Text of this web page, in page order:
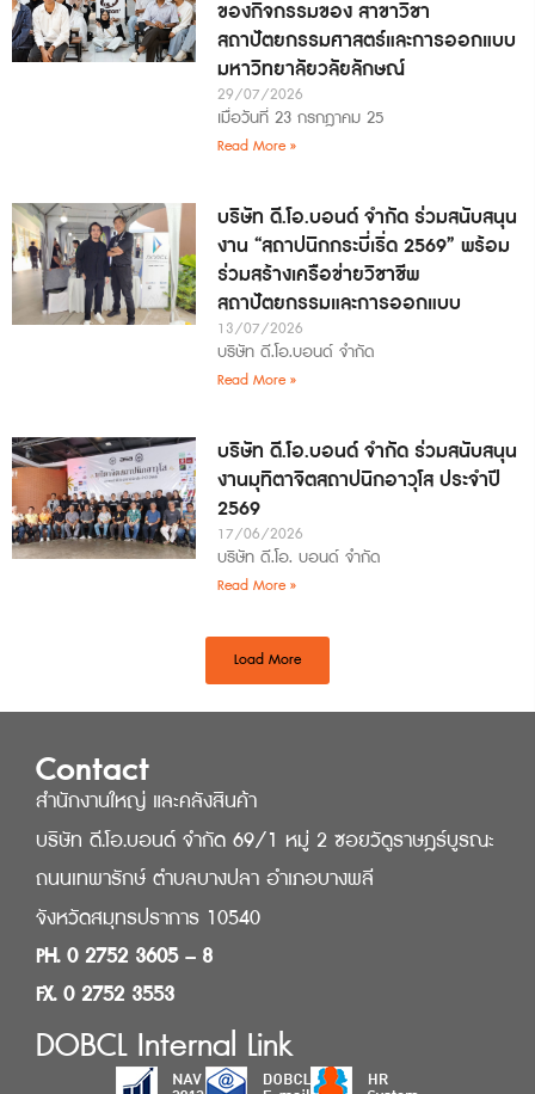
ของกิจกรรมของ สาขาวิชา
สถาปัตยกรรมศาสตร์และการออกแบบ
มหาวิทยาลัยวลัยลักษณ์
29/07/2026
เมื่อวันที่ 23 กรกฎาคม 25
Read More »
บริษัท ดี.โอ.บอนด์ จำกัด ร่วมสนับสนุน
งาน “สถาปนิกกระบี่เริ่ด 2569” พร้อม
ร่วมสร้างเครือข่ายวิชาชีพ
สถาปัตยกรรมและการออกแบบ
13/07/2026
บริษัท ดี.โอ.บอนด์ จำกัด
Read More »
บริษัท ดี.โอ.บอนด์ จำกัด ร่วมสนับสนุน
งานมุทิตาจิตสถาปนิกอาวุโส ประจำปี
2569
17/06/2026
บริษัท ดี.โอ. บอนด์ จำกัด
Read More »
Load More
Contact
สำนักงานใหญ่ และคลังสินค้า
บริษัท ดี.โอ.บอนด์ จำกัด 69/1 หมู่ 2 ซอยวัดูราษฎร์บูรณะ
ถนนเทพารักษ์ ตำบลบางปลา อำเภอบางพลี
จังหวัดสมุทรปราการ 10540
PH. 0 2752 3605 – 8
FX. 0 2752 3553
DOBCL Internal Link